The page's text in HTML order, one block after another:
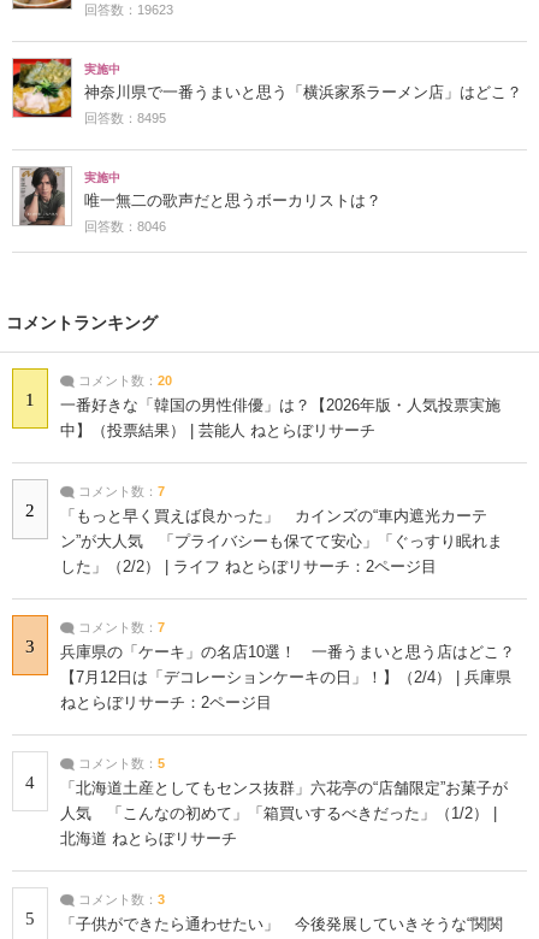
回答数：19623
実施中
神奈川県で一番うまいと思う「横浜家系ラーメン店」はどこ？
回答数：8495
実施中
唯一無二の歌声だと思うボーカリストは？
回答数：8046
コメントランキング
1
コメント数： 20
一番好きな「韓国の男性俳優」は？【2026年版・人気投票実施
中】（投票結果） | 芸能人 ねとらぼリサーチ
2
コメント数： 7
「もっと早く買えば良かった」 カインズの“車内遮光カーテ
ン”が大人気 「プライバシーも保てて安心」「ぐっすり眠れま
した」（2/2） | ライフ ねとらぼリサーチ：2ページ目
3
コメント数： 7
兵庫県の「ケーキ」の名店10選！ 一番うまいと思う店はどこ？
【7月12日は「デコレーションケーキの日」！】（2/4） | 兵庫県
ねとらぼリサーチ：2ページ目
4
コメント数： 5
「北海道土産としてもセンス抜群」六花亭の“店舗限定”お菓子が
人気 「こんなの初めて」「箱買いするべきだった」（1/2） |
北海道 ねとらぼリサーチ
5
コメント数： 3
「子供ができたら通わせたい」 今後発展していきそうな“関関